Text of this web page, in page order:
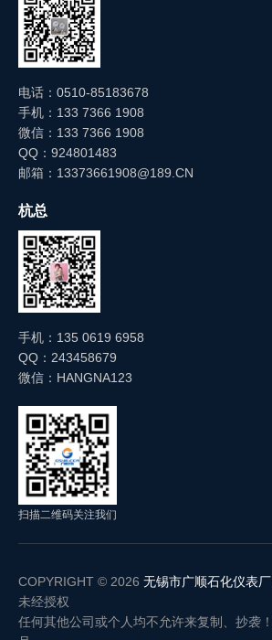
电话：0510-85183678
手机：133 7366 1908
微信：133 7366 1908
QQ：924801483
邮箱：13373661908@189.CN
杭总
手机：135 0619 6958
QQ：243458679
微信：HANGNA123
扫描二维码关注我们
COPYRIGHT © 2026 无锡市广顺石化仪表厂
未经授权
任何其他公司或个人均不允许来复制、抄袭！